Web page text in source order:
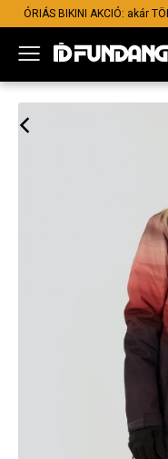
ÓRIÁS BIKINI AKCIÓ: akár